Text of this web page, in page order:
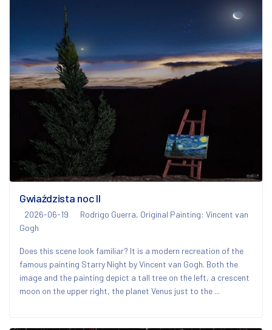
Gwiaździsta noc II
2026-06-19
Rodrigo Guerra, Original Painting: Vincent van
Gogh
Does this scene look familiar? It is a modern recreation of the
famous painting Starry Night by Vincent van Gogh. Both the
image and the painting depict a tall tree on the left, a crescent
moon on the upper right, the planet Venus just to the ...